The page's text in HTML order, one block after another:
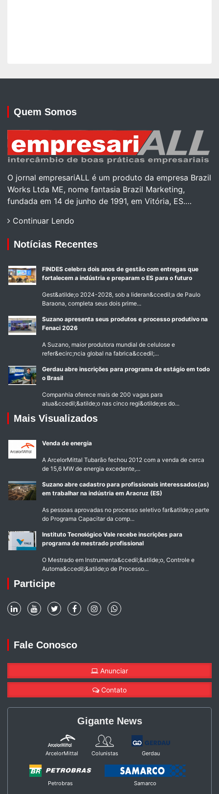
Quem Somos
O jornal empresariALL é um produto da empresa Brazil
Works Ltda ME, nome fantasia Brazil Marketing,
fundada em 14 de junho de 1991, em Vitória, ES.…
Continuar Lendo
Notícias Recentes
FINDES celebra dois anos de gestão com entregas que
fortalecem a indústria e preparam o ES para o futuro
Gest&atilde;o 2024-2028, sob a lideran&ccedil;a de Paulo
Baraona, completa seus dois prime...
Suzano apresenta seus produtos e processo produtivo na
Fenaci 2026
A Suzano, maior produtora mundial de celulose e
refer&ecirc;ncia global na fabrica&ccedil;...
Gerdau abre inscrições para programa de estágio em todo
o Brasil
Companhia oferece mais de 200 vagas para
atua&ccedil;&atilde;o nas cinco regi&otilde;es do...
Mais Visualizados
Venda de energia
A ArcelorMittal Tubarão fechou 2012 com a venda de cerca
de 15,6 MW de energia excedente,...
Suzano abre cadastro para profissionais interessados(as)
em trabalhar na indústria em Aracruz (ES)
As pessoas aprovadas no processo seletivo far&atilde;o parte
do Programa Capacitar da comp...
Instituto Tecnológico Vale recebe inscrições para
programa de mestrado profissional
O Mestrado em Instrumenta&ccedil;&atilde;o, Controle e
Automa&ccedil;&atilde;o de Processo...
Participe
Fale Conosco
Anunciar
Contato
Gigante News
ArcelorMittal Colunistas Gerdau
Petrobras Samarco